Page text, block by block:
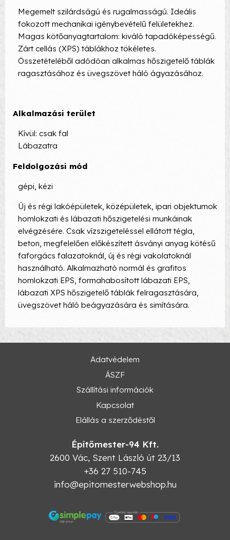
Megemelt szilárdságú és rugalmasságú. Ideális
fokozott mechanikai igénybevételű felületekhez.
Magas kötőanyagtartalom: kiváló tapadóképességű.
Zárt cellás (XPS) táblákhoz tökéletes.
Összetételéből adódóan alkalmas hőszigetelő táblák
ragasztásához és üvegszövet háló ágyazásához.
Alkalmazási terület
Kívül: csak fal
Lábazatra
Feldolgozási mód
gépi, kézi
Új és régi lakóépületek, középületek, ipari objektumok
homlokzati és lábazati hőszigetelési munkáinak
elvégzésére. Csak vízszigeteléssel ellátott tégla,
beton, megfelelően előkészített ásványi anyag kötésű
faforgács falazatoknál, új és régi vakolatoknál
használható. Alkalmazható normál és grafitos
homlokzati EPS, formahabosított lábazati EPS,
lábazati XPS hőszigetelő táblák felragasztására,
üvegszövet háló beágyazására és simítására.
Adatvédelem
ÁSZF
Szállítási információk
Kapcsolat
Elállás a szerződéstől
Építőmester-94 Kft.
2600 Vác, Szent László út 23/13
+36 27 510-745
info@epitomesterwebshop.hu